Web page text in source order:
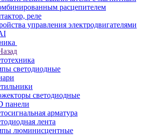
расцепителем
реле
управления электродвигателями
светодиодные
светодиодные
панели
арматура
лента
люминисцентные